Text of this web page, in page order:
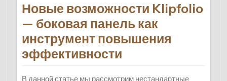
Новые возможности Klipfolio
— боковая панель как
инструмент повышения
эффективности
В данной статье мы рассмотрим нестандартные